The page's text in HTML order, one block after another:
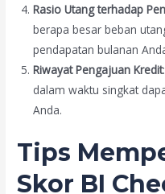
Rasio Utang terhadap
berapa besar beban
pendapatan bulanan
Riwayat Pengajuan Kredit
dalam waktu singkat
Anda.
Tips
Skor BI